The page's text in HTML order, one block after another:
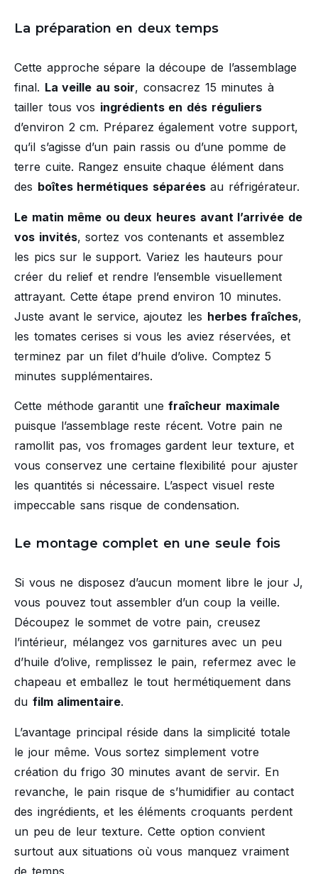
La préparation en deux temps
Cette approche sépare la découpe de l’assemblage
final. La veille au soir, consacrez 15 minutes à
tailler tous vos ingrédients en dés réguliers
d’environ 2 cm. Préparez également votre support,
qu’il s’agisse d’un pain rassis ou d’une pomme de
terre cuite. Rangez ensuite chaque élément dans
des boîtes hermétiques séparéesau réfrigérateur.
Le matin même ou deux heures avant l’arrivée de
vos invités, sortez vos contenants et assemblez
les pics sur le support. Variez les hauteurs pour
créer du relief et rendre l’ensemble visuellement
attrayant. Cette étape prend environ 10 minutes.
Juste avant le service, ajoutez les herbes fraîches,
les tomates cerises si vous les aviez réservées, et
terminez par un filet d’huile d’olive. Comptez 5
minutes supplémentaires.
Cette méthode garantit unefraîcheur maximale
puisque l’assemblage reste récent. Votre pain ne
ramollit pas, vos fromages gardent leur texture, et
vous conservez une certaine flexibilité pour ajuster
les quantités si nécessaire. L’aspect visuel reste
impeccable sans risque de condensation.
Le montage complet en une seule fois
Si vous ne disposez d’aucun moment libre le jour J,
vous pouvez tout assembler d’un coup la veille.
Découpez le sommet de votre pain, creusez
l’intérieur, mélangez vos garnitures avec un peu
d’huile d’olive, remplissez le pain, refermez avec le
chapeau et emballez le tout hermétiquement dans
du film alimentaire.
L’avantage principal réside dans la simplicité totale
le jour même. Vous sortez simplement votre
création du frigo 30 minutes avant de servir. En
revanche, le pain risque de s’humidifier au contact
des ingrédients, et les éléments croquants perdent
un peu de leur texture. Cette option convient
surtout aux situations où vous manquez vraiment
de temps.